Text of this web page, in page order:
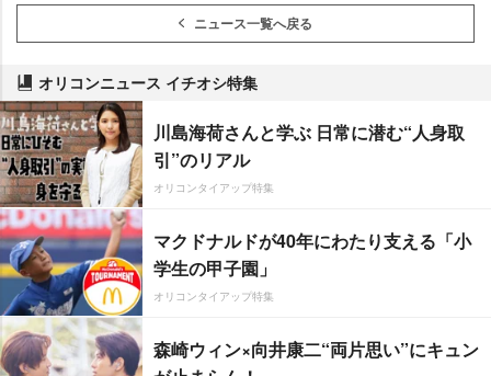
ニュース一覧へ戻る
オリコンニュース イチオシ特集
川島海荷さんと学ぶ 日常に潜む“人身取
引”のリアル
オリコンタイアップ特集
マクドナルドが40年にわたり支える「小
学生の甲子園」
オリコンタイアップ特集
森崎ウィン×向井康二“両片思い”にキュン